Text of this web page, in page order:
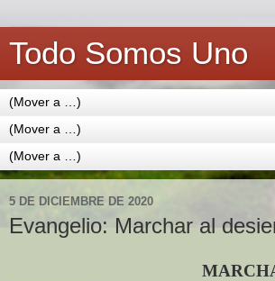
Todo Somos Uno
5 DE DICIEMBRE DE 2020
Evangelio: Marchar al